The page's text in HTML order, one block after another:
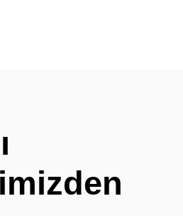
sayesinde
zamanda odaya
tonlarının hakim
zeminle